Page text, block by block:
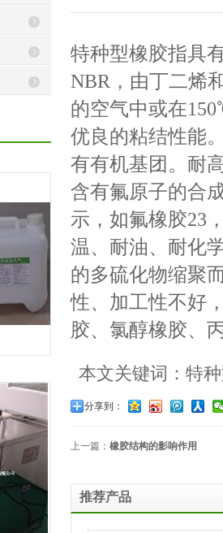
特种型橡胶指具
NBR，由丁二烯
的空气中或在
优良的粘结性能
有有机基团。耐
含有氟原子的合
示，如氟橡胶23
温、耐油、耐化
的多硫化物缩聚
性、加工性不好
胶、氯醇橡胶、
本文关键词：特
分享到：
上一篇： 橡胶结构的影响作用
推荐产品